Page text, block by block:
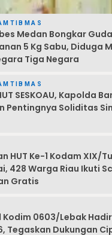
Medan Bongkar
5 Kg Sabu, Diduga
Tiga Negara
SESKOAU, Kapolda
Pentingnya Soliditas
HUT Ke-1 Kodam XIX/
428 Warga Riau Ikuti
Gratis
Kodim 0603/Lebak
Tegaskan Dukungan